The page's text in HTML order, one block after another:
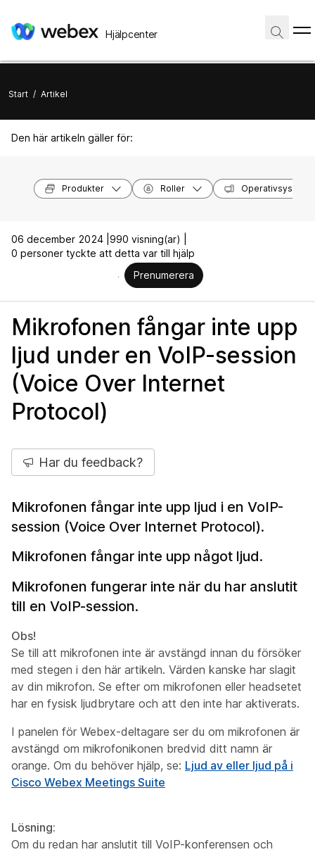
Hjälpcenter
Start / Artikel
Den här artikeln gäller för:
Produkter Roller Operativsystem
06 december 2024 | 990 visning(ar) |
0 personer tyckte att detta var till hjälp
Prenumerera
Mikrofonen fångar inte upp
ljud under en VoIP-session
(Voice Over Internet
Protocol)
Har du feedback?
Mikrofonen fångar inte upp ljud i en VoIP-
session (Voice Over Internet Protocol).
Mikrofonen fångar inte upp något ljud.
Mikrofonen fungerar inte när du har anslutit
till en VoIP-session.
Obs!
Se till att mikrofonen inte är avstängd innan du försöker
med stegen i den här artikeln. Värden kanske har slagit
av din mikrofon. Se efter om mikrofonen eller headsetet
har en fysisk ljudbrytare och att den inte har aktiverats.
I panelen för Webex-deltagare ser du om mikrofonen är
avstängd om mikrofonikonen bredvid ditt namn är
orange. Om du behöver hjälp, se: Ljud av eller ljud på i
Cisco Webex Meetings Suite
Lösning:
Om du redan har anslutit till VoIP-konferensen och